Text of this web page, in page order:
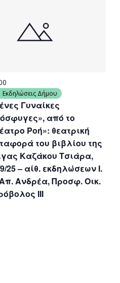
Γυναίκες
από το
Ροή»: θεατρική
του βιβλίου της
Καζάκου Τσιάρα,
25 – αίθ. εκδηλώσεων Ι.
Ανδρέα, Προσφ. Οικ.
ΙΙΙ
Εκδηλώσεις Δήμου